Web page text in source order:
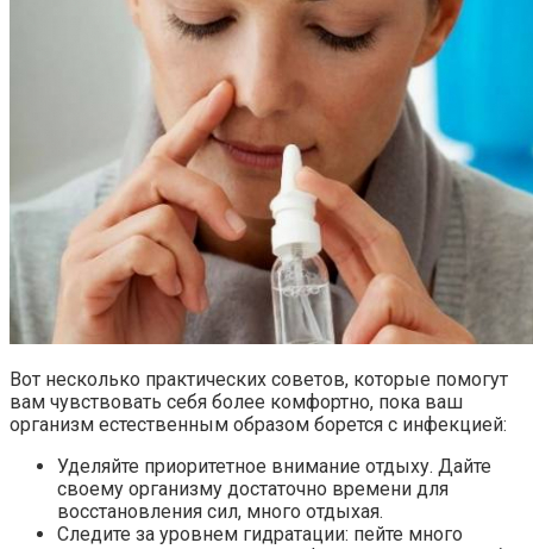
Вот несколько практических советов, которые помогут
вам чувствовать себя более комфортно, пока ваш
организм естественным образом борется с инфекцией:
Уделяйте приоритетное внимание отдыху. Дайте
своему организму достаточно времени для
восстановления сил, много отдыхая.
Следите за уровнем гидратации: пейте много